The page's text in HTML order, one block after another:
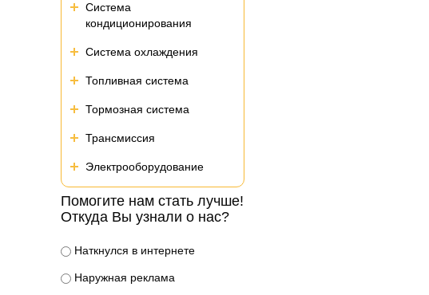
Система
кондиционирования
Система охлаждения
Топливная система
Тормозная система
Трансмиссия
Электрооборудование
Помогите нам стать лучше!
Откуда Вы узнали о нас?
Наткнулся в интернете
Наружная реклама